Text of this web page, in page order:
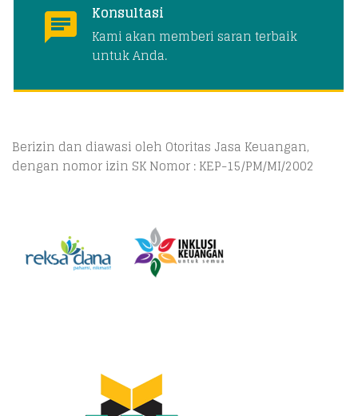
Konsultasi
Kami akan memberi saran terbaik
untuk Anda.
Berizin dan diawasi oleh Otoritas Jasa Keuangan,
dengan nomor izin SK Nomor : KEP-15/PM/MI/2002